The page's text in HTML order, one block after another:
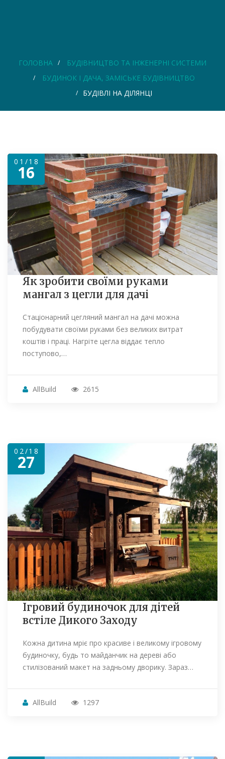
ГОЛОВНА
БУДІВНИЦТВО ТА ІНЖЕНЕРНІ СИСТЕМИ
БУДИНОК І ДАЧА, ЗАМІСЬКЕ БУДІВНИЦТВО
БУДІВЛІ НА ДІЛЯНЦІ
01/18
16
Як зробити своїми руками
мангал з цегли для дачі
Стаціонарний цегляний мангал на дачі можна
побудувати своїми руками без великих витрат
коштів і праці. Нагріте цегла віддає тепло
поступово,…
AllBuild 2615
02/18
27
Ігровий будиночок для дітей
встіле Дикого Заходу
Кожна дитина мріє про красиве і великому ігровому
будиночку, будь то майданчик на дереві або
стилізований макет на задньому дворику. Зараз…
AllBuild 1297